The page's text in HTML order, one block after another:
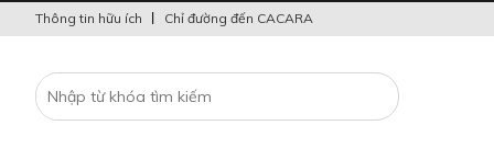
Thông tin hữu ích Chỉ đường đến CACARA